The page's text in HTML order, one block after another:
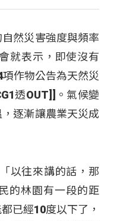
然災害強度與頻率
就表示，即使沒有
作物公告為天然災
透OUT]]。氣候變
逐漸讓農業天災成
以往來講的話，那
的林園有一段的距
已經10度以下了，